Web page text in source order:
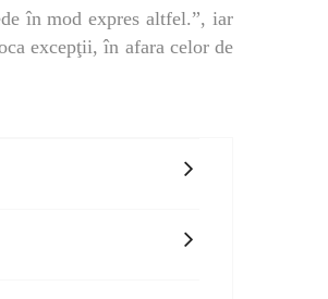
în mod expres altfel.”, iar
excepţii, în afara celor de